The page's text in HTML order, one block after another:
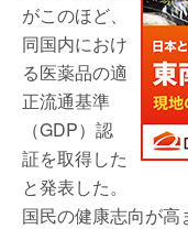
がこのほど、
同国内におけ
る医薬品の適
正流通基準
（GDP）認
証を取得した
と発表した。
国民の健康志向が